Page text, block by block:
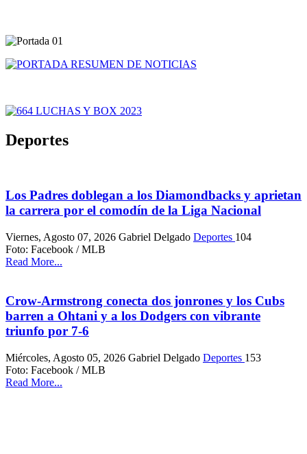
Deportes
Los Padres doblegan a los Diamondbacks y aprietan
la carrera por el comodín de la Liga Nacional
Viernes, Agosto 07, 2026 Gabriel Delgado Deportes 104
Foto: Facebook / MLB
Read More...
Crow-Armstrong conecta dos jonrones y los Cubs
barren a Ohtani y a los Dodgers con vibrante
triunfo por 7-6
Miércoles, Agosto 05, 2026 Gabriel Delgado Deportes 153
Foto: Facebook / MLB
Read More...